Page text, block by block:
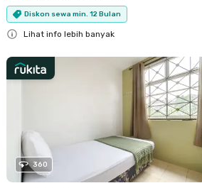
Diskon sewa min. 12 Bulan
Lihat info lebih banyak
360